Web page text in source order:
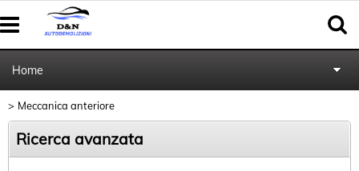
Home
Autoricambi
Meccanica anteriore
Ricerca avanzata